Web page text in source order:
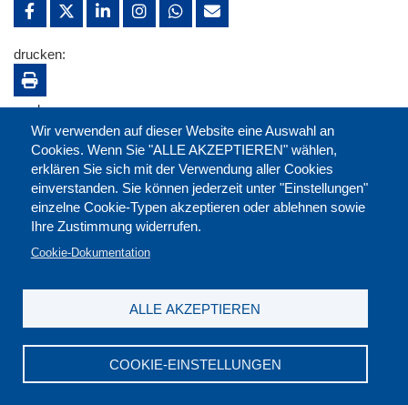
Wir verwenden auf dieser Website eine Auswahl an
Cookies. Wenn Sie "ALLE AKZEPTIEREN" wählen,
erklären Sie sich mit der Verwendung aller Cookies
einverstanden. Sie können jederzeit unter "Einstellungen"
einzelne Cookie-Typen akzeptieren oder ablehnen sowie
Ihre Zustimmung widerrufen.
Cookie-Dokumentation
COOKIE-EINSTELLUNGEN
ALLE AKZEPTIEREN
drucken:
merken:
DGB-Bildungswerk NRW e.V. © 2026